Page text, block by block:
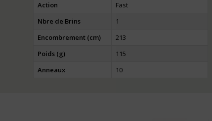
Action
Fast
Nbre de Brins
1
Encombrement (cm)
213
Poids (g)
115
Anneaux
10